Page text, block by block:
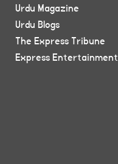
Urdu Magazine
Urdu Blogs
The Express Tribune
Express Entertainment